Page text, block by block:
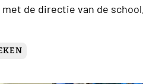
de directie van de